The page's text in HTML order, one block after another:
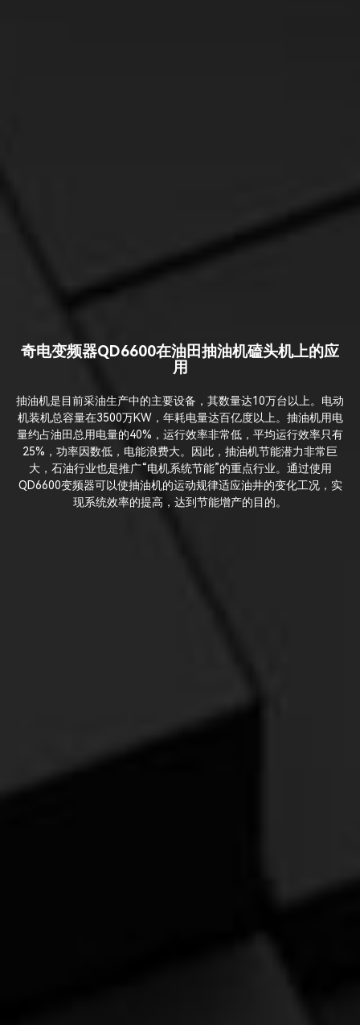
奇电变频器QD6600在油田抽油机磕头机上的应
用
抽油机是目前采油生产中的主要设备，其数量达10万台以上。电动
机装机总容量在3500万KW，年耗电量达百亿度以上。抽油机用电
量约占油田总用电量的40%，运行效率非常低，平均运行效率只有
25%，功率因数低，电能浪费大。因此，抽油机节能潜力非常巨
大，石油行业也是推广“电机系统节能”的重点行业。通过使用
QD6600变频器可以使抽油机的运动规律适应油井的变化工况，实
现系统效率的提高，达到节能增产的目的。